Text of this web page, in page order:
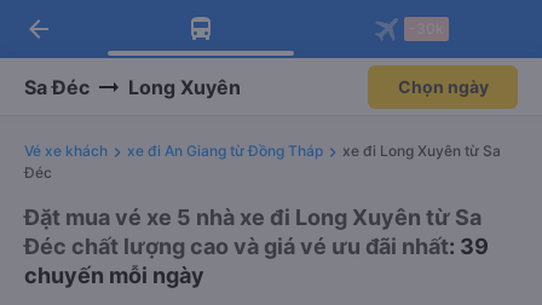
Tải app Vexere ngay!
Nhận ưu đãi thành viên độc
Mở app
Tải app Vexere
-30k/ghế khi đặt vé máy bay qua
Mở app
arrow_back
Sa Đéc Long Xuyên Chọn ngày
Vé xe khách xe đi An Giang từ Đồng Tháp
xe đi Long Xuyên từ Sa
Đéc
Đặt mua vé xe 5 nhà xe đi Long Xuyên từ Sa
Đéc chất lượng cao và giá vé ưu đãi nhất: 39
chuyến mỗi ngày